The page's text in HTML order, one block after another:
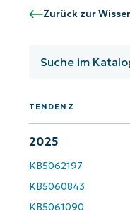
Zurück zur
TENDENZ
2025
KB5062197
KB5060843
KB5061090
Business
email*
number*
Land